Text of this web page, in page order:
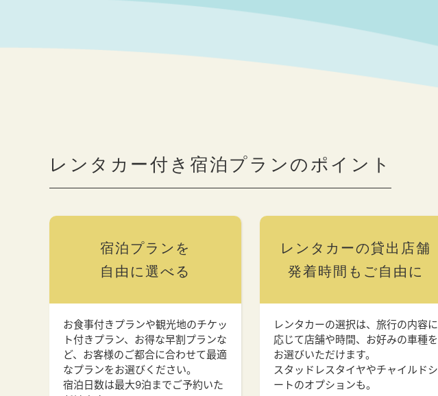
レンタカー付き宿泊プランのポイント
宿泊プランを
自由に選べる
お食事付きプランや観光地のチケッ
ト付きプラン、お得な早割プランな
ど、お客様のご都合に合わせて最適
なプランをお選びください。
宿泊日数は最大9泊までご予約いた
レンタカーの貸出店舗
発着時間もご自由に
レンタカーの選択は、旅行の内容に
応じて店舗や時間、お好みの車種を
お選びいただけます。
スタッドレスタイヤやチャイルドシ
ートのオプションも。